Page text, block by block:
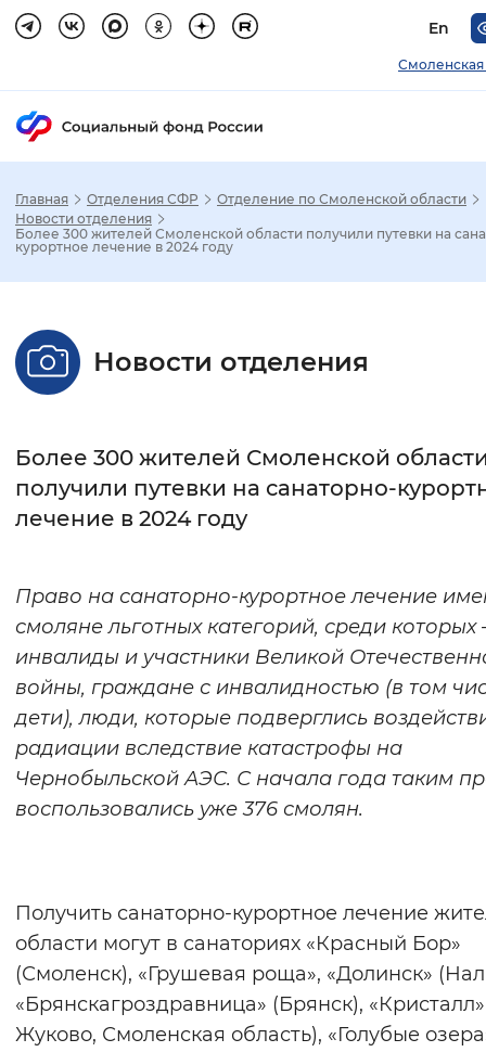
En
Смоленская
Стандартный Увеличенный
Без засечек С засечками
Интервал между буквами
Цвет сайта
Монохромный Инверсивный
Синий фон
Изображения
Включены Выключены
Воспроизвести Остановить
Вернуть стандартные настройки
Главная Отделения СФР
Отделение по Смоленской области
Новости отделения
Более 300 жителей Смоленской области получили путевки на
курортное лечение в 2024 году
Новости отделения
Более 300 жителей Смоленской
получили путевки на санаторно-
лечение в 2024 году
Право на санаторно-курортное лечение
смоляне льготных категорий, среди
инвалиды и участники Великой
войны, граждане с инвалидностью (в том
дети), люди, которые подверглись
радиации вследствие катастрофы на
Чернобыльской АЭС. С начала года таким
воспользовались уже 376 смолян.
Получить санаторно-курортное лечение
области могут в санаториях «Красный Бор»
(Смоленск), «Грушевая роща», «Долинск»
«Брянскагроздравница» (Брянск),
Жуково, Смоленская область), «Голубые